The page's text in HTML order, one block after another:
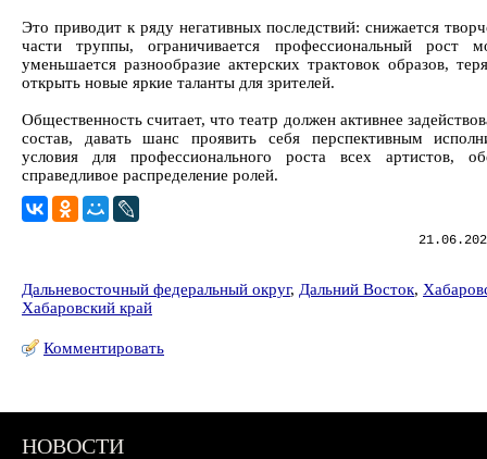
Это приводит к ряду негативных последствий: снижается
части труппы, ограничивается профессиональный рост
уменьшается разнообразие актерских трактовок образов,
открыть новые яркие таланты для зрителей.
Общественность считает, что театр должен активнее
состав, давать шанс проявить себя перспективным
условия для профессионального роста всех артистов,
справедливое распределение ролей.
Дальневосточный федеральный округ, Дальний Восток,
Хабаровский край
Комментировать
НОВОСТИ